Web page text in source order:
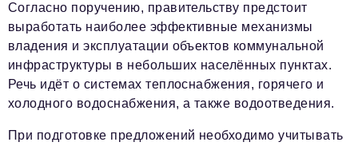
Согласно поручению, правительству предстоит
выработать наиболее эффективные механизмы
владения и эксплуатации объектов коммунальной
инфраструктуры в небольших населённых пунктах.
Речь идёт о системах теплоснабжения, горячего и
холодного водоснабжения, а также водоотведения.
При подготовке предложений необходимо учитывать